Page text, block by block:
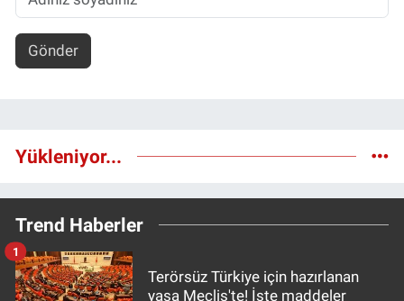
Gönder
Yükleniyor...
Trend Haberler
Terörsüz Türkiye için hazırlanan
yasa Meclis'te! İşte maddeler
1